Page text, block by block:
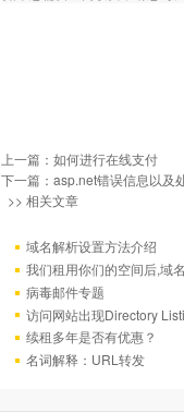
上一篇： 如何进行在线支付
下一篇： asp.net错误信息以及
>> 相关文章
域名解析设置方法介绍
我们租用你们的空间后,域
病毒邮件专题
访问网站出现Directory
续租多年是否有优惠？
名词解释：URL转发